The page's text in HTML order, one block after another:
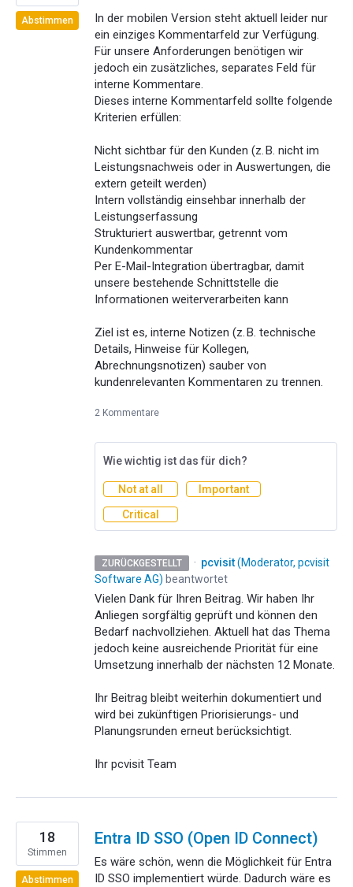
In der mobilen Version steht aktuell leider nur
ein einziges Kommentarfeld zur Verfügung.
Für unsere Anforderungen benötigen wir
jedoch ein zusätzliches, separates Feld für
interne Kommentare.
Dieses interne Kommentarfeld sollte folgende
Kriterien erfüllen:
Nicht sichtbar für den Kunden (z. B. nicht im
Leistungsnachweis oder in Auswertungen, die
extern geteilt werden)
Intern vollständig einsehbar innerhalb der
Leistungserfassung
Strukturiert auswertbar, getrennt vom
Kundenkommentar
Per E-Mail-Integration übertragbar, damit
unsere bestehende Schnittstelle die
Informationen weiterverarbeiten kann
Ziel ist es, interne Notizen (z. B. technische
Details, Hinweise für Kollegen,
Abrechnungsnotizen) sauber von
kundenrelevanten Kommentaren zu trennen.
Abstimmen
2 Kommentare
Wie wichtig ist das für dich?
Not at all
Important
Critical
ZURÜCKGESTELLT · pcvisit(Moderator, pcvisit
Software AG) beantwortet
Vielen Dank für Ihren Beitrag. Wir haben Ihr
Anliegen sorgfältig geprüft und können den
Bedarf nachvollziehen. Aktuell hat das Thema
jedoch keine ausreichende Priorität für eine
Umsetzung innerhalb der nächsten 12 Monate.
Ihr Beitrag bleibt weiterhin dokumentiert und
wird bei zukünftigen Priorisierungs- und
Planungsrunden erneut berücksichtigt.
Ihr pcvisit Team
Entra ID SSO (Open ID Connect)
Es wäre schön, wenn die Möglichkeit für Entra
ID SSO implementiert würde. Dadurch wäre es
18
Stimmen
Abstimmen